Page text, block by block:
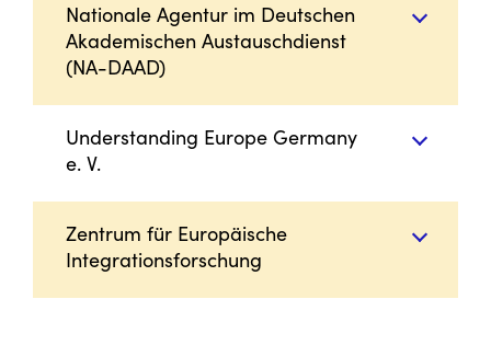
Nationale Agentur im Deutschen
Akademischen Austauschdienst
(NA-DAAD)
Understanding Europe Germany
e. V.
Zentrum für Europäische
Integrationsforschung